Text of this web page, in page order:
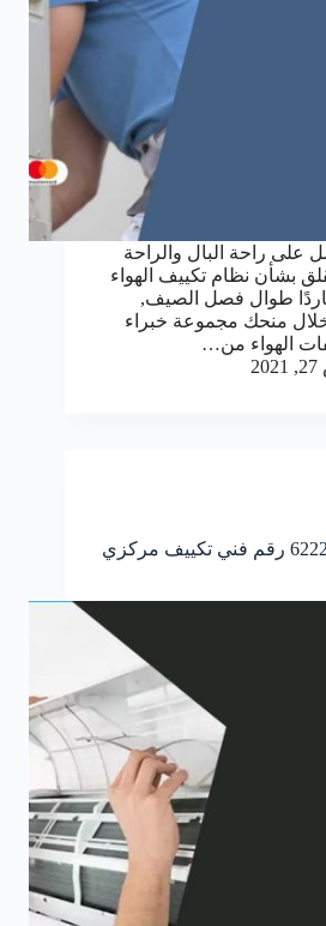
على راحة البال والراحة
بشأن نظام تكييف الهواء
طوال فصل الصيف,
منحك مجموعة خبراء
الهواء من…
فني تكييف الزور 62224041 رقم فني تكييف مركزي